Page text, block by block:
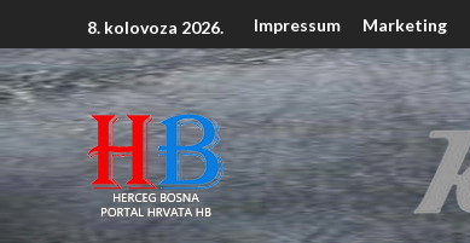
8. kolovoza 2026. Impressum Marketing